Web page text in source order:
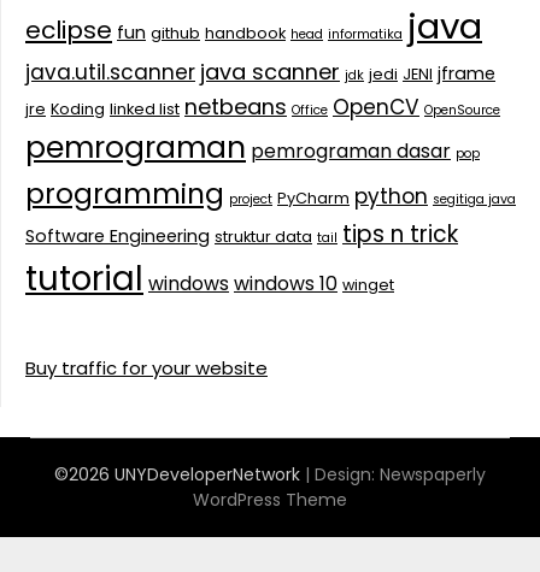
eclipse fun github handbook head informatika java
java.util.scanner java scanner jdk jedi JENI jframe
jre Koding linked list netbeans Office OpenCV OpenSource
pemrograman pemrograman dasar pop
programming project PyCharm python segitiga java
Software Engineering struktur data tail tips n trick
tutorial windowswindows 10 winget
Buy traffic for your website
©2026 UNYDeveloperNetwork | Design: Newspaperly
WordPress Theme